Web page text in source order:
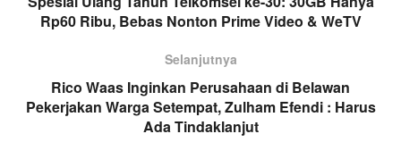
Rp60 Ribu, Bebas Nonton Prime Video & WeTV
Selanjutnya
Rico Waas Inginkan Perusahaan di Belawan
Pekerjakan Warga Setempat, Zulham Efendi : Harus
Ada Tindaklanjut